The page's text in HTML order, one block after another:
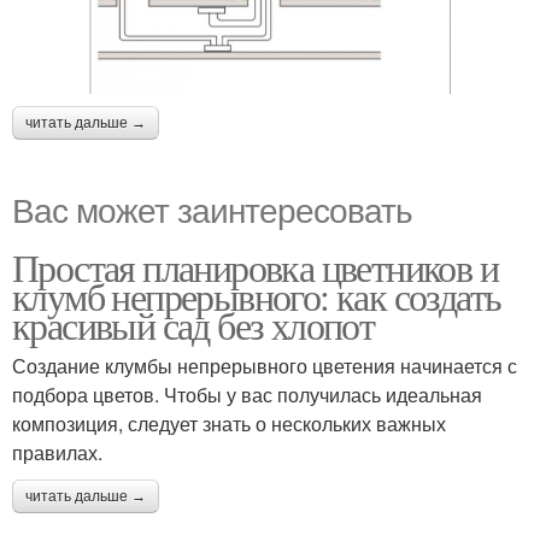
читать дальше →
Вас может заинтересовать
Простая планировка цветников и
клумб непрерывного: как создать
красивый сад без хлопот
Создание клумбы непрерывного цветения начинается с
подбора цветов. Чтобы у вас получилась идеальная
композиция, следует знать о нескольких важных
правилах.
читать дальше →